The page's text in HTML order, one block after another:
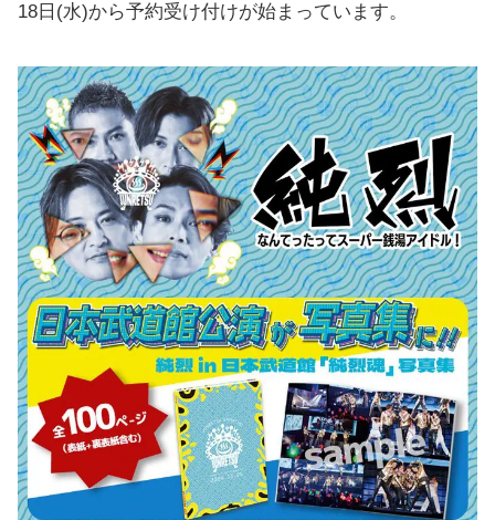
18日(水)から予約受け付けが始まっています。